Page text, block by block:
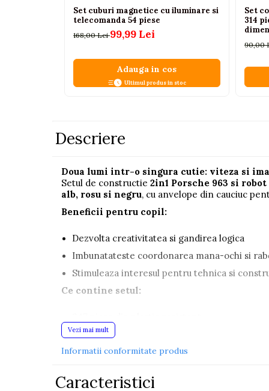
Electrocasnice si bucatarii
Fotolii gonflabile
Jocuri sportive
Jucarii educative din lemn
Saltelute si centre de activitati
Set Avioane si submarine
Trenuri cu sine
Jucarii exterior
Set cuburi magnetice cu iluminare si
telecomanda 54 piese
168,00 Lei99,99 Lei
Adauga in cos
Ultimul produs in stoc
Set
314
90,00
Descriere
Doua lumi intr-o singura cutie: viteza si
Setul de constructie 2in1 Porsche 963 si robot
alb, rosu si negru, cu anvelope din cauciuc
Beneficii pentru copil:
Dezvolta creativitatea si gandirea logica
Imbunatateste coordonarea mana-ochi si
Stimuleaza interesul pentru tehnica si
Ce contine setul:
Anvelope din cauciuc
Manual de instructiuni usor de urmat
Dimensiuni:
Vezi mai mult
Informatii conformitate produs
Caracteristici